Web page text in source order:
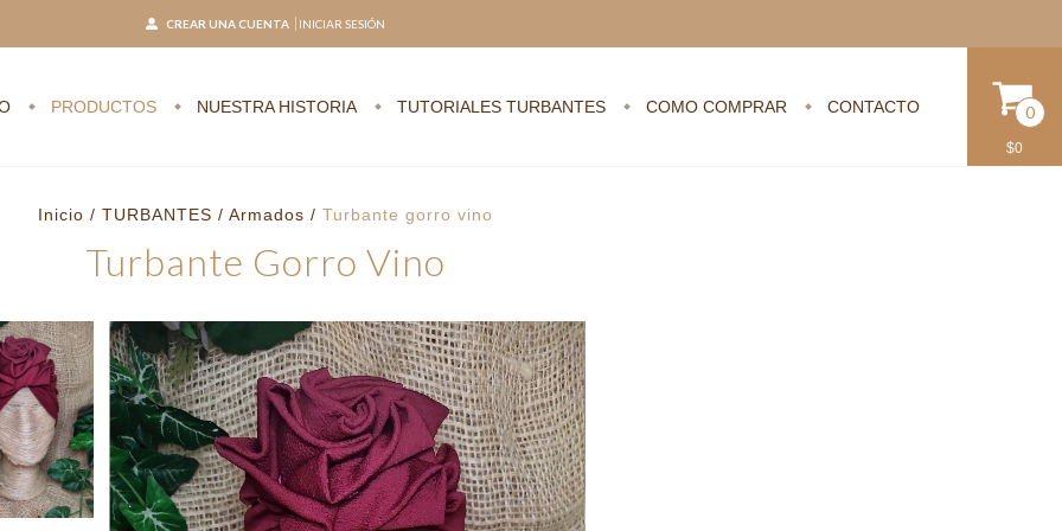
CREAR UNA CUENTA INICIAR SESIÓN
PRODUCTOS NUESTRA HISTORIA TUTORIALES TURBANTES COMO COMPRAR CONTACTO 0
$0
Inicio / TURBANTES / Armados / Turbante gorro vino
Turbante Gorro Vino